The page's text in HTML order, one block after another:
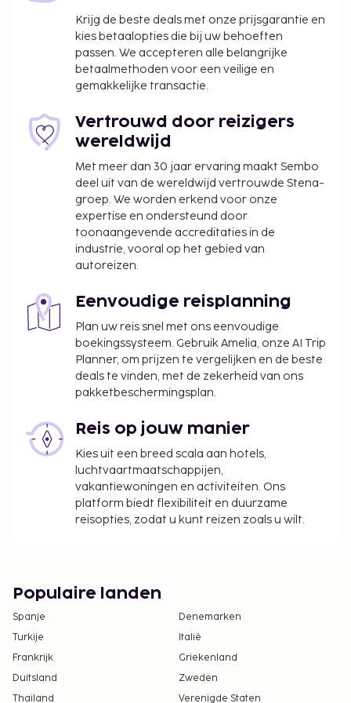
Times Square is Luchthaven LaGuardia (LGA).
Enkele van de voorzieningen zijn gratis
kabelinternet, een businesscentrum en een
limousine- of autoservice. Een conferentieruimte en
evenementfaciliteiten in dit hotel. Ter plaatse heb
je parkeerplaatsen. Plezier gegarandeerd dankzij
uitzicht vanuit een terras. Dit hotel bevat ook gratis
wifi, conciërgeservices en cadeauwinkels/kiosken.
Stil je honger bij East and West, een restaurant met
een bar/lounge. In de koffiebar/het café kun je ook
dineren. Dagelijks kun je tegen betaling genieten
van een lekker uitgebreid ontbijt, dat geserveerd
De volgende kosten dienen bij de accommodatie te
worden betaald. De kosten kunnen inclusief
toepasselijke belastingen zijn:
Resorttoeslag: USD 50.49 per accommodatie,
per nacht
We hebben alle kosten vermeld die de
accommodatie aan ons heeft doorgegeven.
Ontbijttoeslag voor het uitgebreid ontbijt: ca.
USD 26.00–26.00 voor volwassenen en ca. USD
26.00–26.00 voor kinderen
Parkeerkosten: USD 50 per nacht
Assistentiedieren zijn vrijgesteld van toeslagen
Vroeg inchecken is tegen een toeslag mogelijk
(onder voorbehoud van beschikbaarheid)
Laat uitchecken is tegen een toeslag mogelijk
(onder voorbehoud van beschikbaarheid)
Krijg de beste deals met onze prijsgarantie en
kies betaalopties die bij uw behoeften
passen. We accepteren alle belangrijke
betaalmethoden voor een veilige en
gemakkelijke transactie.
Vertrouwd door reizigers
wereldwijd
Met meer dan 30 jaar ervaring maakt Sembo
deel uit van de wereldwijd vertrouwde Stena-
groep. We worden erkend voor onze
expertise en ondersteund door
toonaangevende accreditaties in de
industrie, vooral op het gebied van
autoreizen.
Eenvoudige reisplanning
Plan uw reis snel met ons eenvoudige
boekingssysteem. Gebruik Amelia, onze AI Trip
Planner, om prijzen te vergelijken en de beste
deals te vinden, met de zekerheid van ons
pakketbeschermingsplan.
Reis op jouw manier
Kies uit een breed scala aan hotels,
luchtvaartmaatschappijen,
vakantiewoningen en activiteiten. Ons
platform biedt flexibiliteit en duurzame
reisopties, zodat u kunt reizen zoals u wilt.
Populaire landen
Spanje
Denemarken
Turkije
Italië
Frankrijk
Griekenland
Duitsland
Zweden
Thailand
Verenigde Staten